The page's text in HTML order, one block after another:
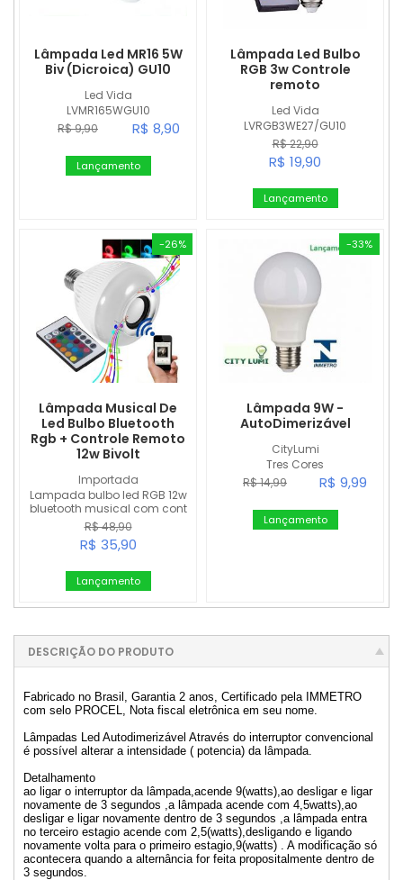
Led Vida
LVMR165WGU10
Lâmpada Led MR16 5W
Biv (Dicroica) GU10
R$ 9,90 R$ 8,90
Lançamento
Led Vida
LVRGB3WE27/GU10
Lâmpada Led Bulbo
RGB 3w Controle
remoto
R$ 22,90
R$ 19,90
Lançamento
-26%
Importada
Lampada bulbo led RGB 12w
bluetooth musical com cont
role
Lâmpada Musical De
Led Bulbo Bluetooth
Rgb + Controle Remoto
12w Bivolt
R$ 48,90
R$ 35,90
Lançamento
-33%
CityLumi
Tres Cores
Lâmpada 9W -
AutoDimerizável
R$ 14,99 R$ 9,99
Lançamento
DESCRIÇÃO DO PRODUTO
Fabricado no Brasil, Garantia 2 anos, Certificado pela IMMETRO
com selo PROCEL, Nota fiscal eletrônica em seu nome.
Lâmpadas Led Autodimerizável Através do interruptor convencional
é possível alterar a intensidade ( potencia) da lâmpada.
Detalhamento
ao ligar o interruptor da lâmpada,acende 9(watts),ao desligar e ligar
novamente de 3 segundos ,a lâmpada acende com 4,5watts),ao
desligar e ligar novamente dentro de 3 segundos ,a lâmpada entra
no terceiro estagio acende com 2,5(watts),desligando e ligando
novamente volta para o primeiro estagio,9(watts) . A modificação só
acontecera quando a alternância for feita propositalmente dentro de
3 segundos.